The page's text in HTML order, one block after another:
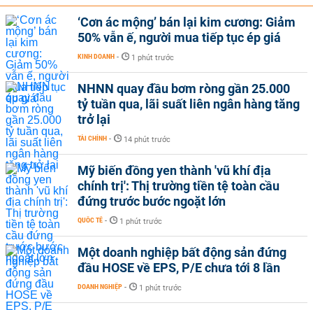
‘Cơn ác mộng’ bán lại kim cương: Giảm
50% vẫn ế, người mua tiếp tục ép giá
KINH DOANH - 1 phút trước
NHNN quay đầu bơm ròng gần 25.000
tỷ tuần qua, lãi suất liên ngân hàng tăng
trở lại
TÀI CHÍNH - 14 phút trước
Mỹ biến đồng yen thành 'vũ khí địa
chính trị': Thị trường tiền tệ toàn cầu
đứng trước bước ngoặt lớn
QUỐC TẾ - 1 phút trước
Một doanh nghiệp bất động sản đứng
đầu HOSE về EPS, P/E chưa tới 8 lần
DOANH NGHIỆP - 1 phút trước